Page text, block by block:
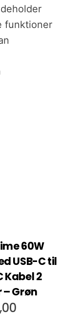
funktioner
Share
60W
USB-C til
Kabel 2
Grøn